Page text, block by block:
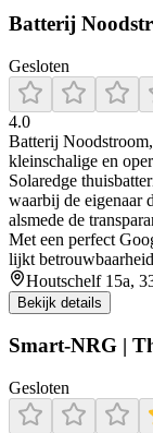
Batterij
Gesloten
4.0
Batterij
kleinschalige en
Solaredge
waarbij de eigenaar
alsmede de
Met een perfect
lijkt
Houtschelf 15a,
Bekijk details
Smart-NRG |
Gesloten